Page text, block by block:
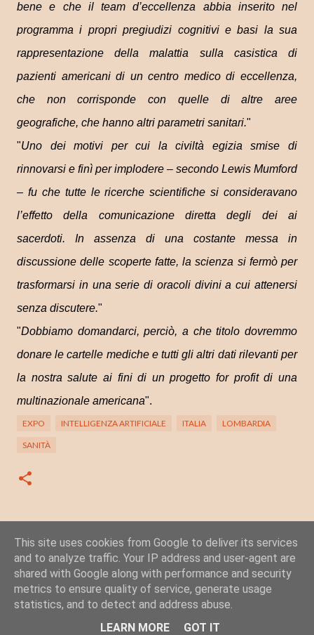
bene e che il team d’eccellenza abbia inserito nel
programma i propri pregiudizi cognitivi e basi la sua
rappresentazione della malattia sulla casistica di
pazienti americani di un centro medico di eccellenza,
che non corrisponde con quelle di altre aree
geografiche, che hanno altri parametri sanitari."
"Uno dei motivi per cui la civiltà egizia smise di
rinnovarsi e finì per implodere – secondo Lewis Mumford
– fu che tutte le ricerche scientifiche si consideravano
l’effetto della comunicazione diretta degli dei ai
sacerdoti. In assenza di una costante messa in
discussione delle scoperte fatte, la scienza si fermò per
trasformarsi in una serie di oracoli divini a cui attenersi
senza discutere."
"Dobbiamo domandarci, perciò, a che titolo dovremmo
donare le cartelle mediche e tutti gli altri dati rilevanti per
la nostra salute ai fini di un progetto for profit di una
multinazionale americana".
EXPO INTELLIGENZA ARTIFICIALE ITALIA LOMBARDIA
SANITÀ
C
o
m
Posta un commento
Powered by Blogger
This site uses cookies from Google to deliver its services
and to analyze traffic. Your IP address and user-agent are
shared with Google along with performance and security
metrics to ensure quality of service, generate usage
statistics, and to detect and address abuse.
LEARN MORE
GOT IT